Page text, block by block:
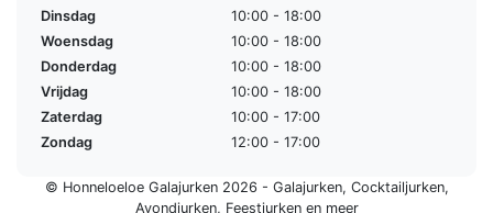
Dinsdag
10:00 - 18:00
Woensdag
10:00 - 18:00
Donderdag
10:00 - 18:00
Vrijdag
10:00 - 18:00
Zaterdag
10:00 - 17:00
Zondag
12:00 - 17:00
© Honneloeloe Galajurken 2026 - Galajurken, Cocktailjurken,
Avondjurken, Feestjurkenen meer